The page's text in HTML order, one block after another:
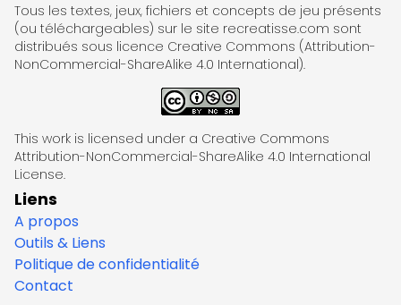
Tous les textes, jeux, fichiers et concepts de jeu présents
(ou téléchargeables) sur le site recreatisse.com sont
distribués sous licence Creative Commons (Attribution-
NonCommercial-ShareAlike 4.0 International).
This work is licensed under a Creative Commons
Attribution-NonCommercial-ShareAlike 4.0 International
License.
Liens
A propos
Outils & Liens
Politique de confidentialité
Contact